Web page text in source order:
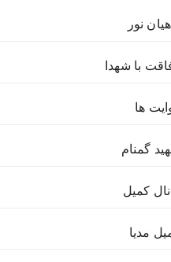
نور
با شهدا
ها
گمنام
کمیل
مدیا